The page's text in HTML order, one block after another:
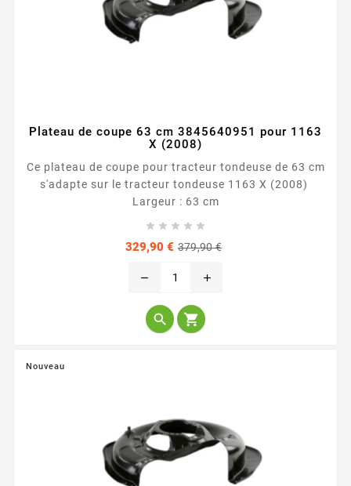
Plateau de coupe 63 cm 3845640951 pour 1163
X (2008)
Ce plateau de coupe pour tracteur tondeuse de 63 cm
s'adapte sur le tracteur tondeuse 1163 X (2008)
Largeur : 63 cm
    
329,90 € 379,90 €
remove add
 
Nouveau